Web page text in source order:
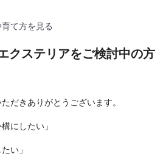
て方を見る
クステリアをご検討中の方
だきありがとうございます。
にしたい」
い」